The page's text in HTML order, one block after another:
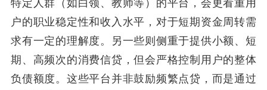
特定人群（如白领、教师等）的平台，会更看重用
户的职业稳定性和收入水平，对于短期资金周转需
求有一定的理解度。另一些则侧重于提供小额、短
期、高频次的消费信贷，但会严格控制用户的整体
负债额度。这些平台并非鼓励频繁点贷，而是通过